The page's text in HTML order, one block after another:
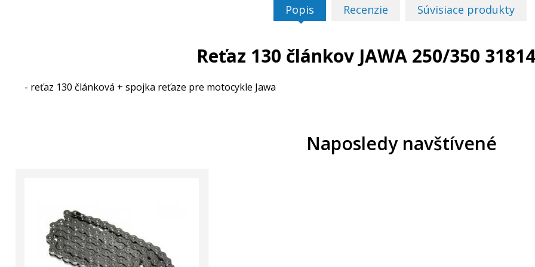
Popis Recenzie Súvisiace produkty
Reťaz 130 článkov JAWA 250/350
- reťaz 130 článková + spojka reťaze pre motocykle Jawa
Naposledy navštívené